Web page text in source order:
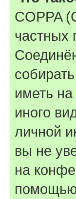
COPPA
частных
иметь
иного
личной
вы не
на
помощью